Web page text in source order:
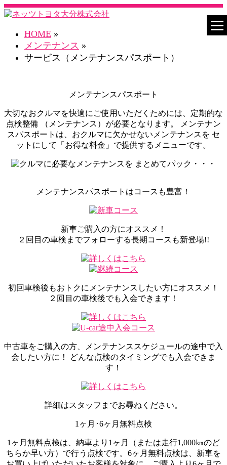
HOME »
メンテナンス »
サービス（メンテナンスパスポート）
メンテナンスパスポート
大切なおクルマを快適にご使用いただくためには、定期的な
点検整備 （メンテナンス）が必要となります。 メンテナン
スパスポートは、おクルマに欠かせないメンテナンスを セ
ットにして「お得な料金」で提供するメニューです。
メンテナンスパスポートはコースも豊富！
新車ご購入の方にオススメ！
２回目の車検までフォローする長期コースも新登場!!
初回車検後もおトクにメンテナンスしたい方にオススメ！
２回目の車検後でも入会できます！
中古車をご購入の方、メンテナンススケジュールの途中で入
会したい方に！ どんな点検のタイミングでも入会できま
す！
詳細はスタッフまでお尋ねください。
1ヶ月･6ヶ月無料点検
1ヶ月無料点検は、納車より1ヶ月（または走行1,000㎞のど
ちらか早い方）で行う点検です。6ヶ月無料点検は、新車を